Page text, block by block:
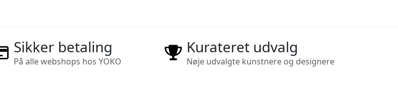
Sikker betaling
På alle webshops hos YOKO
Kurateret udvalg
Nøje udvalgte kunstnere og designere